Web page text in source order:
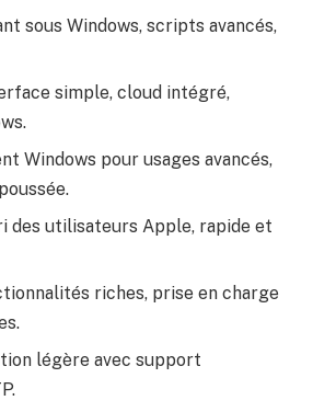
sous Windows, scripts avancés,
simple, cloud intégré,
Windows pour usages avancés,
des utilisateurs Apple, rapide et
riches, prise en charge
légère avec support